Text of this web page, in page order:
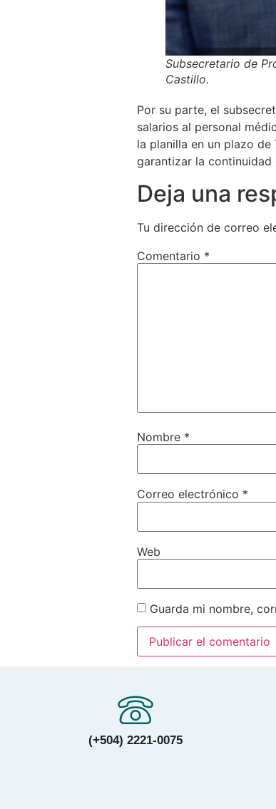
Subsecretario de
Castillo.
Por su parte, el
salarios al personal
la planilla en un plazo
garantizar la
Deja una
Tu dirección de correo
Comentario *
Nombre *
Correo electrónico *
Web
Guarda mi nombre,
(+504) 2221-0075